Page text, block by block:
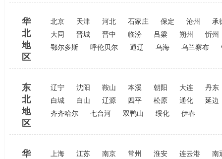
华
北
地
区
北京 天津 河北 石家庄 保定 沧州
承
大同
晋城 晋中 临汾 吕梁 朔州
忻州
鄂尔多斯
呼伦贝尔 通辽 乌海 乌兰察布
东
北
地
区
辽宁 沈阳 鞍山 本溪 朝阳 大连
丹东
白城
白山 辽源 四平 松原 通化
延边
齐齐哈尔
七台河 双鸭山 绥化 伊春
华
上海 江苏 南京 常州 淮安 连云港
南